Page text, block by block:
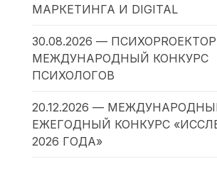
МАРКЕТИНГА И DIGITAL
30.08.2026 —
МЕЖДУНАРОДНЫЙ КОНКУРС
ПСИХОЛОГОВ
20.12.2026 —
ЕЖЕГОДНЫЙ КОНКУРС
2026 ГОДА»